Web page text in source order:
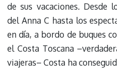
de sus vacaciones. Desde
del Anna C hasta los
en día, a bordo de buques
el Costa Toscana
viajeras– Costa ha